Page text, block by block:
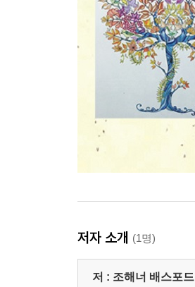
저자 소개 (1명)
저 : 조해너 배스포드